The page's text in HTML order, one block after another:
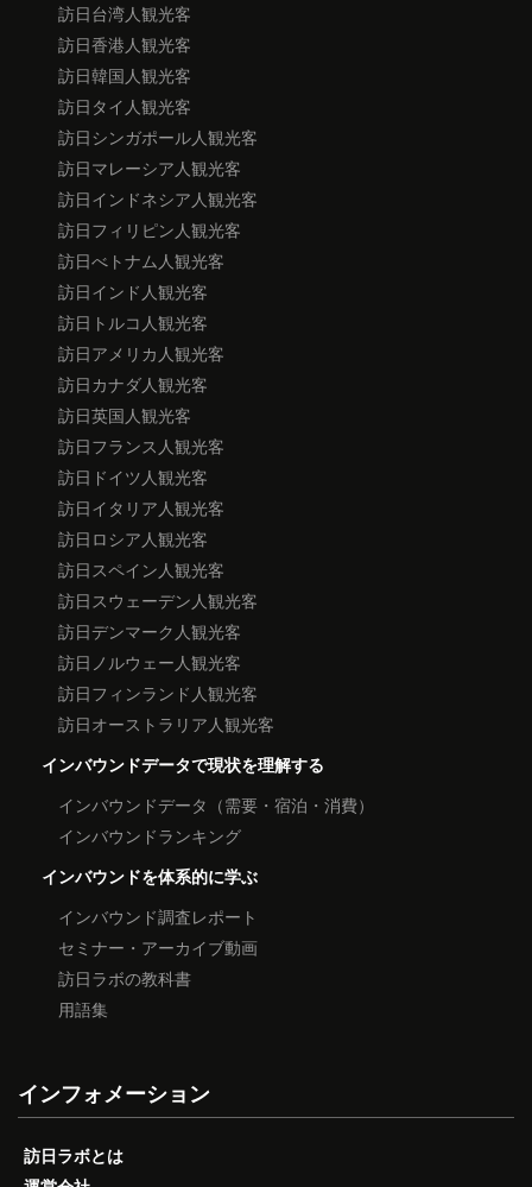
訪日台湾人観光客
訪日香港人観光客
訪日韓国人観光客
訪日タイ人観光客
訪日シンガポール人観光客
訪日マレーシア人観光客
訪日インドネシア人観光客
訪日フィリピン人観光客
訪日べトナム人観光客
訪日インド人観光客
訪日トルコ人観光客
訪日アメリカ人観光客
訪日カナダ人観光客
訪日英国人観光客
訪日フランス人観光客
訪日ドイツ人観光客
訪日イタリア人観光客
訪日ロシア人観光客
訪日スペイン人観光客
訪日スウェーデン人観光客
訪日デンマーク人観光客
訪日ノルウェー人観光客
訪日フィンランド人観光客
訪日オーストラリア人観光客
インバウンドデータで現状を理解する
インバウンドデータ（需要・宿泊・消費）
インバウンドランキング
インバウンドを体系的に学ぶ
インバウンド調査レポート
セミナー・アーカイブ動画
訪日ラボの教科書
用語集
インフォメーション
訪日ラボとは